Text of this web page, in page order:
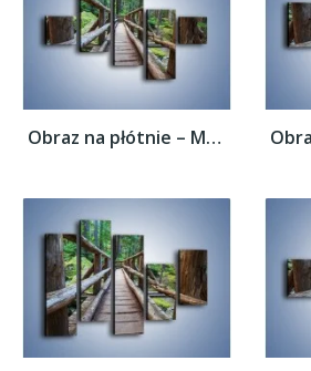
Obraz na płótnie – Mostek z drewnianych...